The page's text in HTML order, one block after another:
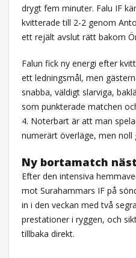
drygt fem minuter. Falu IF
kvitterade till 2-2 genom
ett rejält avslut rätt bakom
Falun fick ny energi efter
ett ledningsmål, men
snabba, väldigt slarviga,
som punkterade matchen
4. Noterbart är att man
numerärt överläge, men
Ny bortamatch
Efter den intensiva
mot Surahammars IF på
in i den veckan med två
prestationer i ryggen, och
tillbaka direkt.